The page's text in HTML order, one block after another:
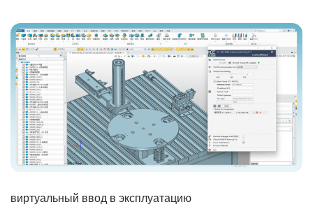
виртуальный ввод в эксплуатацию